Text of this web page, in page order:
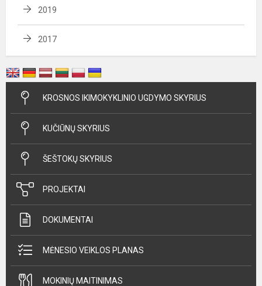
2019
2017
KROSNOS IKIMOKYKLINIO UGDYMO SKYRIUS
KUČIŪNŲ SKYRIUS
ŠEŠTOKŲ SKYRIUS
PROJEKTAI
DOKUMENTAI
MĖNESIO VEIKLOS PLANAS
MOKINIŲ MAITINIMAS